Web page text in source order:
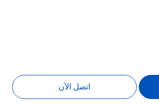
اتصل الآن